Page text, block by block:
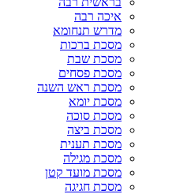
איכה רבה
מדרש תנחומא
מסכת ברכות
מסכת שבת
מסכת פסחים
מסכת ראש השנה
מסכת יומא
מסכת סוכה
מסכת ביצה
מסכת תענית
מסכת מגילה
מסכת מועד קטן
מסכת חגיגה